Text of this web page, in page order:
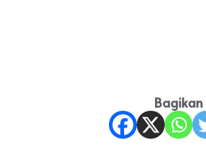
Bagikan